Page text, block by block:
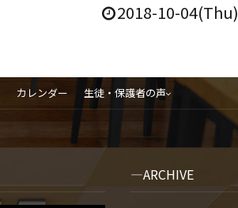
2018-10-04(Thu)
カレンダー 生徒・保護者の声
ARCHIVE